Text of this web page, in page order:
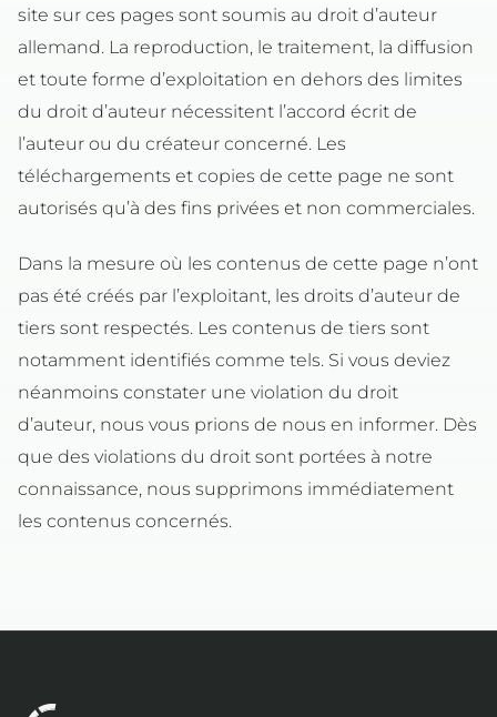
site sur ces pages sont soumis au droit d’auteur
allemand. La reproduction, le traitement, la diffusion
et toute forme d’exploitation en dehors des limites
du droit d’auteur nécessitent l’accord écrit de
l’auteur ou du créateur concerné. Les
téléchargements et copies de cette page ne sont
autorisés qu’à des fins privées et non commerciales.
Dans la mesure où les contenus de cette page n’ont
pas été créés par l’exploitant, les droits d’auteur de
tiers sont respectés. Les contenus de tiers sont
notamment identifiés comme tels. Si vous deviez
néanmoins constater une violation du droit
d’auteur, nous vous prions de nous en informer. Dès
que des violations du droit sont portées à notre
connaissance, nous supprimons immédiatement
les contenus concernés.